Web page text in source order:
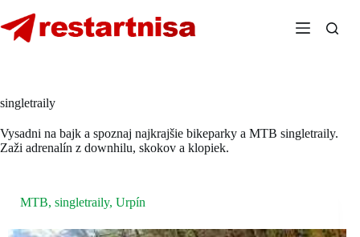
to
content
singletraily
Vysadni na bajk a spoznaj najkrajšie bikeparky a MTB singletraily.
Zaži adrenalín z downhilu, skokov a klopiek.
MTB, singletraily, Urpín